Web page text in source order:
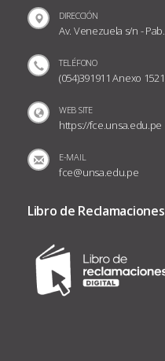
DIRECCIÓN
Av. Venezuela s/n -
TELÉFONO
(054)391911 Anexo
WEB SITE
https://fce.unsa.edu.pe
E-MAIL
fce@unsa.edu.pe
Libro de Reclamaciones